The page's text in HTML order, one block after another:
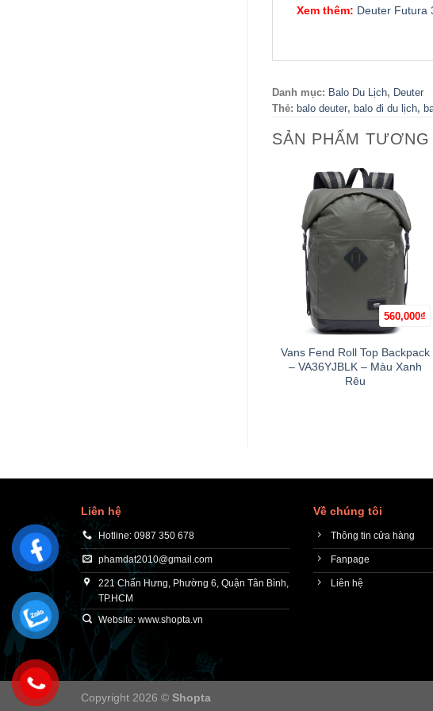
Xem thêm: Deuter Futura
Danh mục: Balo Du Lịch, Deuter
Thẻ: balo deuter, balo đi du lịch,
SẢN PHẨM
560,000₫
Vans Fend Roll Top Backpack
– VA36YJBLK – Màu Xanh
Rêu
Liên hệ
Hotline: 0987 350 678
phamdat2010@gmail.com
221 Chấn Hưng, Phường 6, Quận Tân Bình,
TP.HCM
Website: www.shopta.vn
Về chúng tôi
Thông tin cửa hàng
Fanpage
Liên hệ
Copyright 2026 © Shopta